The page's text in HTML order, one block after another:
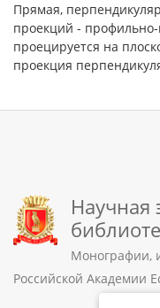
Прямая,
проекций -
проецируется на
проекция
Научная
Монографии,
Российской Академии